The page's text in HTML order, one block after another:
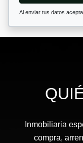
Al enviar tus datos
Inmobiliaria
compra,